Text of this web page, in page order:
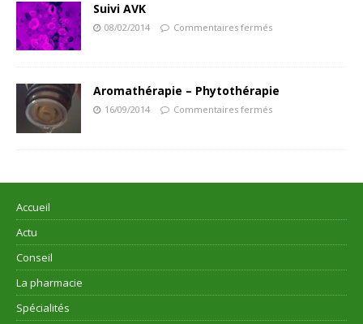
Suivi AVK
08/02/2014 Commentaires fermés
Aromathérapie – Phytothérapie
16/09/2014 Commentaires fermés
Accueil
Actu
Conseil
La pharmacie
Spécialités